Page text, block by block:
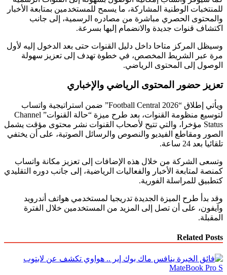
للمنتخبات الوطنية المشاركة، ما يسمح للمستخدمين بمتابعة الأخبار
والمحتوى الحصري مباشرة من مصادره الرسمية، إلى جانب
اكتشاف قنوات جديدة والانضمام إليها بسرعة.
وسيظل المركز متاحا داخل دليل القنوات حتى بعد الدخول إليه لأول
مرة عبر الشريط المخصص، في خطوة تهدف إلى تعزيز سهولة
الوصول إلى المحتوى الرياضي.
تعزيز حضور المحتوى الرياضي والإخباري
ويأتي إطلاق “Football Central 2026” ضمن استراتيجية واتساب
لتوسيع منظومة القنوات، بعد طرح ميزة “حالة القنوات” Channel
Status مؤخرا، والتي تتيح لأصحاب القنوات نشر محتوى مؤقت يشمل
الصور ومقاطع الفيديو والنصوص والرسائل الصوتية، على أن يختفي
تلقائيا بعد 24 ساعة.
وتسعى الشركة من خلال هذه الإضافات إلى تعزيز مكانة واتساب
كمنصة لمتابعة الأخبار والفعاليات الرياضية، إلى جانب دوره التقليدي
كتطبيق للمراسلة الفورية.
وقد بدأ طرح الميزة الجديدة تدريجيا لمستخدمي هواتف أندرويد
وآيفون، على أن تصل إلى المزيد من المستخدمين خلال الفترة
المقبلة.
Related Posts